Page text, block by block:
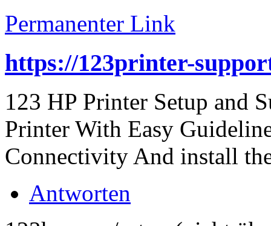
Permanenter Link
https://123printer-
123 HP Printer Setup and
Printer With Easy
Connectivity And install
Antworten